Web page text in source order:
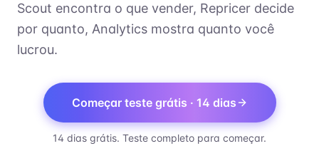
Scout encontra o que vender, Repricer decide
por quanto, Analytics mostra quanto você
lucrou.
Começar teste grátis · 14 dias
14 dias grátis. Teste completo para começar.